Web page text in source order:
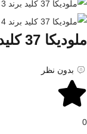
ملودیکا 37 کلید برند DHS
بدون نظر
0